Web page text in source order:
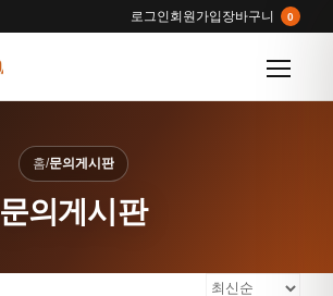
로그인회원가입장바구니 0
홈/문의게시판
문의게시판